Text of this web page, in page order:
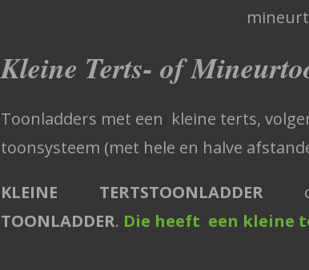
Kleine Terts- of
Toonladders met een kleine terts,
toonsysteem (met hele en halve
KLEINE TERTSTOONLADDER
TOONLADDER. Die heeft een kleine